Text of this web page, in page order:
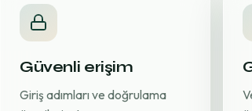
Güvenli erişim
Giriş adımları ve doğrulama